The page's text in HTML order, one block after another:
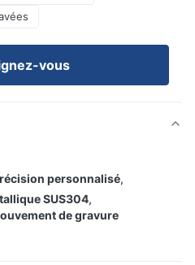
vous
personnalisé,
SUS304,
de gravure